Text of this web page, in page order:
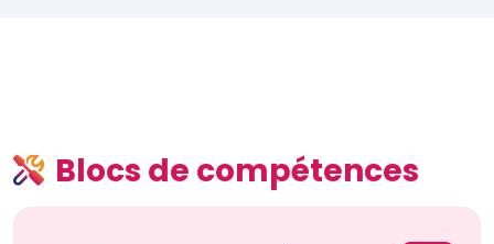
Blocs de compétences